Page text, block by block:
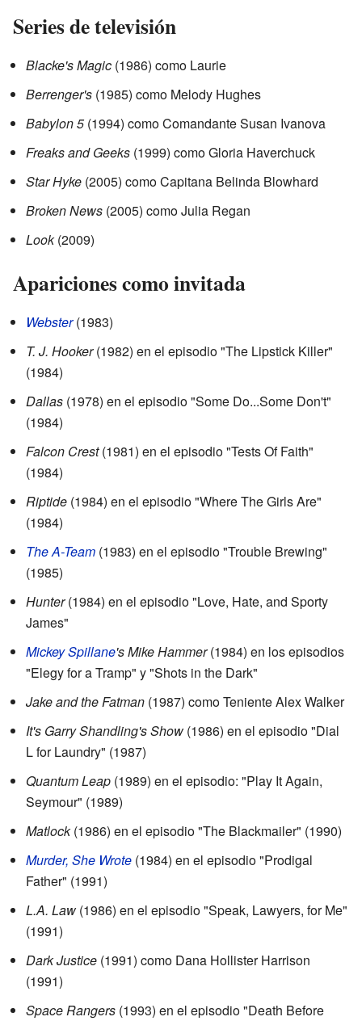
Series de televisión
Blacke's Magic (1986) como Laurie
Berrenger's (1985) como Melody Hughes
Babylon 5(1994) como Comandante Susan Ivanova
Freaks and Geeks (1999) como Gloria Haverchuck
Star Hyke (2005) como Capitana Belinda Blowhard
Broken News (2005) como Julia Regan
Look(2009)
Apariciones como invitada
Webster(1983)
T. J. Hooker(1982) en el episodio "The Lipstick Killer"
(1984)
Dallas (1978) en el episodio "Some Do...Some Don't"
(1984)
Falcon Crest(1981) en el episodio "Tests Of Faith"
(1984)
Riptide (1984) en el episodio "Where The Girls Are"
(1984)
The A-Team (1983) en el episodio "Trouble Brewing"
(1985)
Hunter(1984) en el episodio "Love, Hate, and Sporty
James"
Mickey Spillane's Mike Hammer(1984) en los episodios
"Elegy for a Tramp" y "Shots in the Dark"
Jake and the Fatman (1987) como Teniente Alex Walker
It's Garry Shandling's Show (1986) en el episodio "Dial
L for Laundry" (1987)
Quantum Leap (1989) en el episodio: "Play It Again,
Seymour" (1989)
Matlock(1986) en el episodio "The Blackmailer" (1990)
Murder, She Wrote (1984) en el episodio "Prodigal
Father" (1991)
L.A. Law (1986) en el episodio "Speak, Lawyers, for Me"
(1991)
Dark Justice (1991) como Dana Hollister Harrison
(1991)
Space Rangers (1993) en el episodio "Death Before